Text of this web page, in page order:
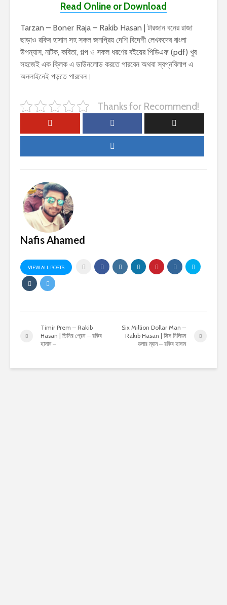
Read Online or Download
Tarzan – Boner Raja – Rakib Hasan | টারজান বনের রাজা
ছাড়াও রকিব হাসান সহ সকল জনপ্রিয় দেশি বিদেশী লেখকদের বাংলা
উপন্যাস, নাটক, কবিতা, গল্প ও সকল ধরণের বইয়ের পিডিএফ (pdf) খুব
সহজেই এক ক্লিক এ ডাউনলোড করতে পারবেন অথবা স্বপ্নবিলাপ এ
অনলাইনেই পড়তে পারবেন।
Thanks for Recommend!
Nafis Ahamed
VIEW ALL POSTS
Timir Prem – Rakib
Hasan | তিমির প্রেম – রকিব
হাসান –
Six Million Dollar Man –
Rakib Hasan | সিক্স মিলিয়ন
ডলার ম্যান – রকিব হাসান